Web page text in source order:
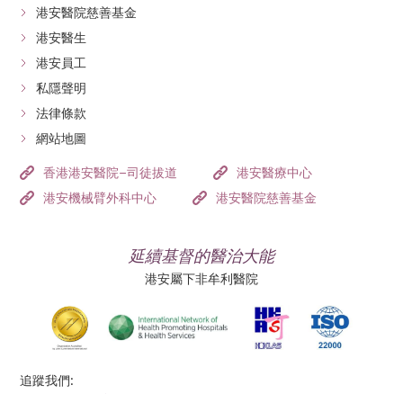
港安醫院慈善基金
港安醫生
港安員工
私隱聲明
法律條款
網站地圖
香港港安醫院–司徒拔道
港安醫療中心
港安機械臂外科中心
港安醫院慈善基金
延續基督的醫治大能
港安屬下非牟利醫院
追蹤我們: